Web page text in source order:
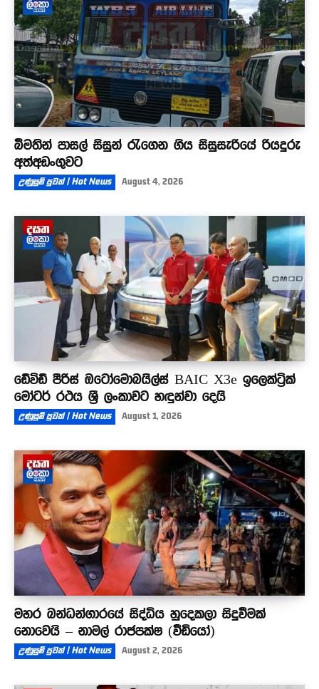
බීමතින් පාසල් සිසුන් රැගෙන ගිය සිසුසැරියේ රියදුරු
අත්අඩංගුවට
උණුසුම් පුවත් | Hot News August 4, 2026
ඩේවිඩ් පීරිස් ඔටෝමොබයිල්ස් BAIC X3e ඉලෙක්ට්‍රික්
මෝටර් රථය ශ්‍රී ලංකාවට හඳුන්වා දෙයි
උණුසුම් පුවත් | Hot News August 1, 2026
මහර බන්ධන්ගාරයේ සිද්ධිය හුදෙකලා සිදුවීමක්
නොවෙයි – නාමල් රාජපක්ෂ (වීඩියෝ)
උණුසුම් පුවත් | Hot News August 2, 2026